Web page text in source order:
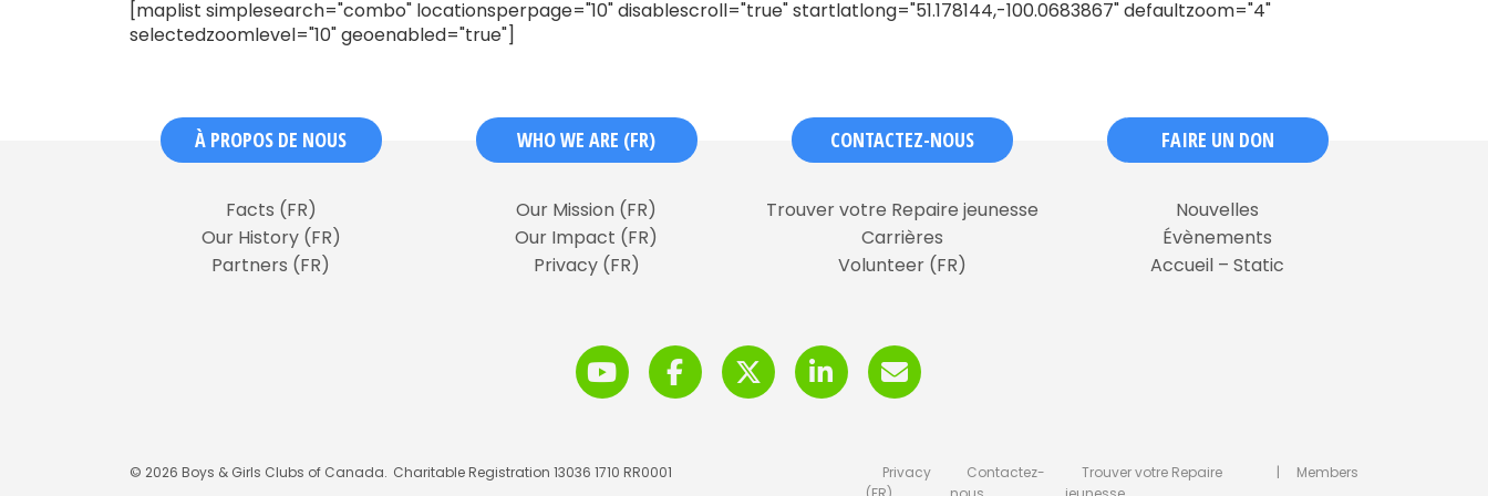
[maplist simplesearch="combo" locationsperpage="10" disablescroll="true" startlatlong="51.178144,-100.0683867" defaultzoom="4"
selectedzoomlevel="10" geoenabled="true"]
À PROPOS DE NOUS
Facts (FR)
Our History (FR)
Partners (FR)
WHO WE ARE (FR)
Our Mission (FR)
Our Impact (FR)
Privacy (FR)
CONTACTEZ-NOUS
Trouver votre Repaire jeunesse
Carrières
Volunteer (FR)
FAIRE UN DON
Nouvelles
Évènements
Accueil – Static
© 2026 Boys & Girls Clubs of Canada. Charitable Registration 13036 1710 RR0001
Privacy
Contactez-
Trouver votre Repaire
| Members